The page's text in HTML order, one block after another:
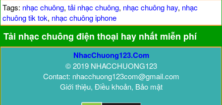
Tags: nhạc chuông, tải nhạc chuông, nhạc chuông hay, nhạc
chuông tik tok, nhạc chuông iphone
Tải nhạc chuông điện thoại hay nhất miễn phí
NhacChuong123.Com
© 2019 NHACCHUONG123
Contact: nhacchuong123com@gmail.com
Giới thiệu, Điều khoản, Bảo mật